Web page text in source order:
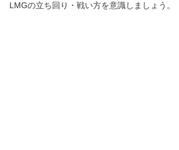
LMGの立ち回り・戦い方を意識しましょう。